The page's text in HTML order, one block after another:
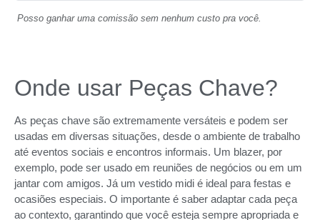
Posso ganhar uma comissão sem nenhum custo pra você.
Onde usar Peças Chave?
As peças chave são extremamente versáteis e podem ser
usadas em diversas situações, desde o ambiente de trabalho
até eventos sociais e encontros informais. Um blazer, por
exemplo, pode ser usado em reuniões de negócios ou em um
jantar com amigos. Já um vestido midi é ideal para festas e
ocasiões especiais. O importante é saber adaptar cada peça
ao contexto, garantindo que você esteja sempre apropriada e